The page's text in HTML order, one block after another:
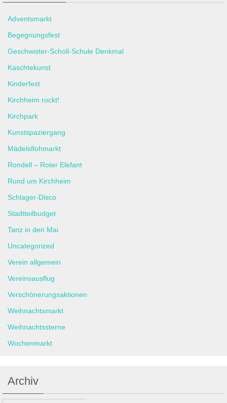
Adventsmarkt
Begegnungsfest
Geschwister-Scholl-Schule Denkmal
Kaschtekunst
Kinderfest
Kirchheim rockt!
Kirchpark
Kunstspaziergang
Mädelsflohmarkt
Rondell – Roter Elefant
Rund um Kirchheim
Schlager-Disco
Stadtteilbudget
Tanz in den Mai
Uncategorized
Verein allgemein
Vereinsausflug
Verschönerungsaktionen
Weihnachtsmarkt
Weihnachtssterne
Wochenmarkt
Archiv